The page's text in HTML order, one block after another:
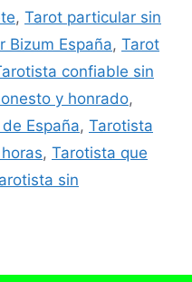
, Tarot particular sin
Bizum España, Tarot
confiable sin
y honrado,
España, Tarotista
, Tarotista que
sin